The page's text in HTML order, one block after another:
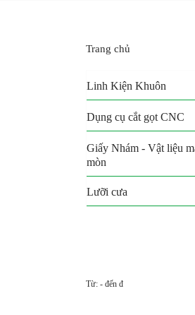
Trang chủ
Linh Kiện Khuôn
Dụng cụ cắt gọt CNC
Giấy Nhám - Vật liệu
mòn
Lưỡi cưa
Từ: - đến đ